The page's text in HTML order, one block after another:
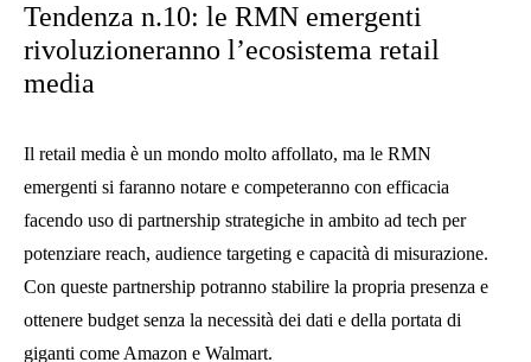
Tendenza n.10: le RMN emergenti
rivoluzioneranno l’ecosistema retail
media
Il retail media è un mondo molto affollato, ma le RMN
emergenti si faranno notare e competeranno con efficacia
facendo uso di partnership strategiche in ambito ad tech per
potenziare reach, audience targeting e capacità di misurazione.
Con queste partnership potranno stabilire la propria presenza e
ottenere budget senza la necessità dei dati e della portata di
giganti come Amazon e Walmart.